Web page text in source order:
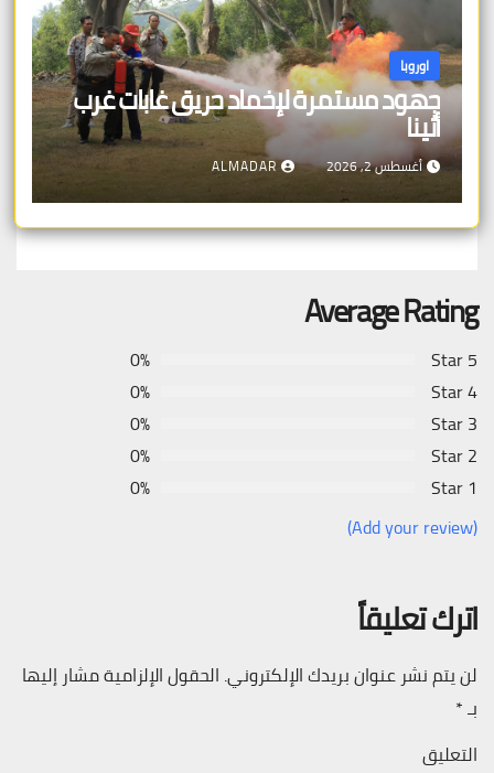
اوروبا
جهود مستمرة لإخماد حريق غابات غرب
أثينا
أغسطس 2, 2026 ALMADAR
Average Rating
5 Star
0%
4 Star
0%
3 Star
0%
2 Star
0%
1 Star
0%
(Add your review)
اترك تعليقاً
لن يتم نشر عنوان بريدك الإلكتروني. الحقول الإلزامية مشار إليها
بـ*
التعليق